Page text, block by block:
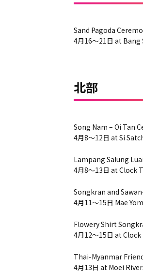
Sand Pagoda
4月16～21日 at
北部
Song Nam – Oi Tan
4月8～12日 at Si
Lampang Salung
4月8～13日 at Clock
Songkran and
4月11～15日 Mae
Flowery Shirt
4月12～15日 at
Thai-Myanmar
4月13日 at Moei